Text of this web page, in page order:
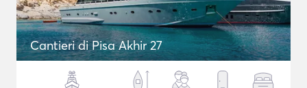
Cantieri di Pisa Akhir 27